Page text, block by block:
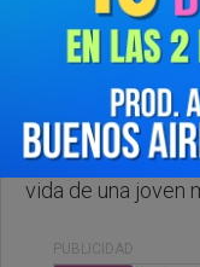
Sabado, 13 de
Un fatal accidente
vida de una joven
PUBLICIDAD